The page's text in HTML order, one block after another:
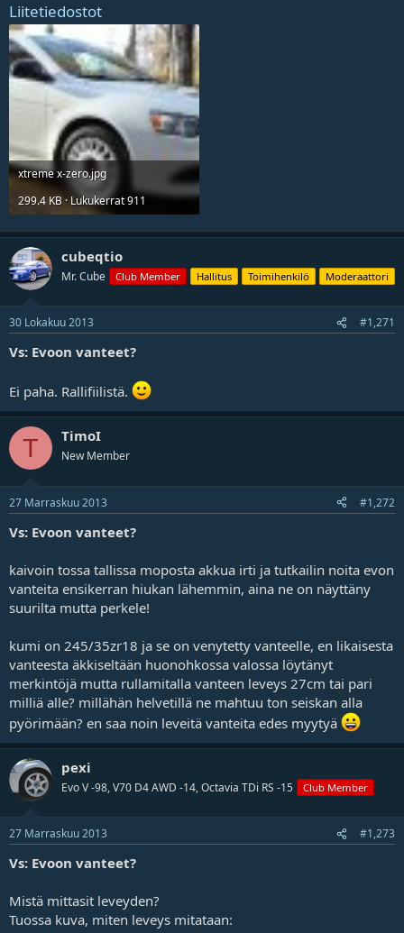
Liitetiedostot
xtreme x-zero.jpg
299.4 KB · Lukukerrat 911
cubeqtio
Mr. Cube Club Member Hallitus Toimihenkilö Moderaattori
30 Lokakuu 2013 #1,271
Vs: Evoon vanteet?
Ei paha. Rallifiilistä.
T TimoI
New Member
27 Marraskuu 2013 #1,272
Vs: Evoon vanteet?
kaivoin tossa tallissa moposta akkua irti ja tutkailin noita evon
vanteita ensikerran hiukan lähemmin, aina ne on näyttäny
suurilta mutta perkele!
kumi on 245/35zr18 ja se on venytetty vanteelle, en likaisesta
vanteesta äkkiseltään huonohkossa valossa löytänyt
merkintöjä mutta rullamitalla vanteen leveys 27cm tai pari
milliä alle? millähän helvetillä ne mahtuu ton seiskan alla
pyörimään? en saa noin leveitä vanteita edes myytyä
pexi
Evo V -98, V70 D4 AWD -14, Octavia TDi RS -15 Club Member
27 Marraskuu 2013 #1,273
Vs: Evoon vanteet?
Mistä mittasit leveyden?
Tuossa kuva, miten leveys mitataan: